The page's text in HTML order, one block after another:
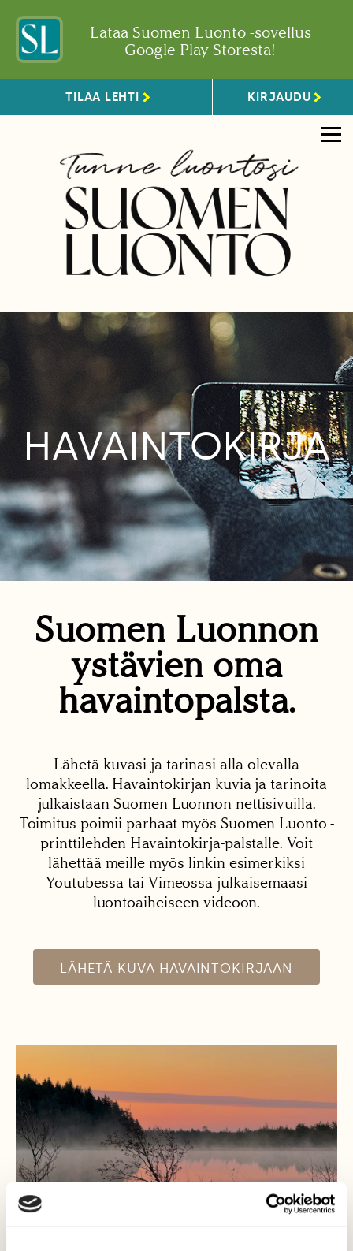
Lataa Suomen Luonto -sovellus
Google Play Storesta!
TILAA LEHTI KIRJAUDU
HAVAINTOKIRJA
Suomen Luonnon
ystävien oma
havaintopalsta.
Lähetä kuvasi ja tarinasi alla olevalla
lomakkeella. Havaintokirjan kuvia ja tarinoita
julkaistaan Suomen Luonnon nettisivuilla.
Toimitus poimii parhaat myös Suomen Luonto -
printtilehden Havaintokirja-palstalle. Voit
lähettää meille myös linkin esimerkiksi
Youtubessa tai Vimeossa julkaisemaasi
luontoaiheiseen videoon.
LÄHETÄ KUVA HAVAINTOKIRJAAN